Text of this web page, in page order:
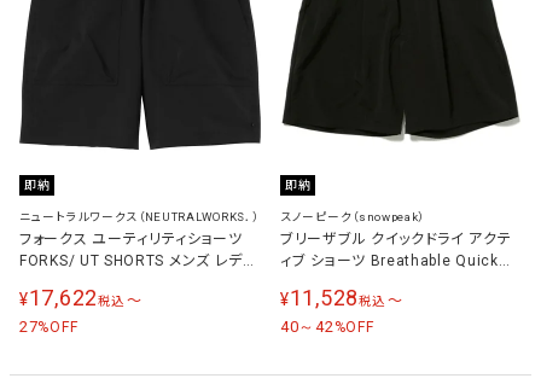
即納
ニュートラルワークス（NEUTRALWORKS．）
フォークス ユーティリティショーツ
FORKS/ UT SHORTS メンズ レディ
¥17,622税込 〜
27%OFF
即納
スノーピーク（snowpeak）
ブリーザブル クイックドライ アクテ
ィブ ショーツ Breathable Quick
ス パンツ ブラック PA-25SU010
BLACK
¥11,528税込 〜
40～42%OFF